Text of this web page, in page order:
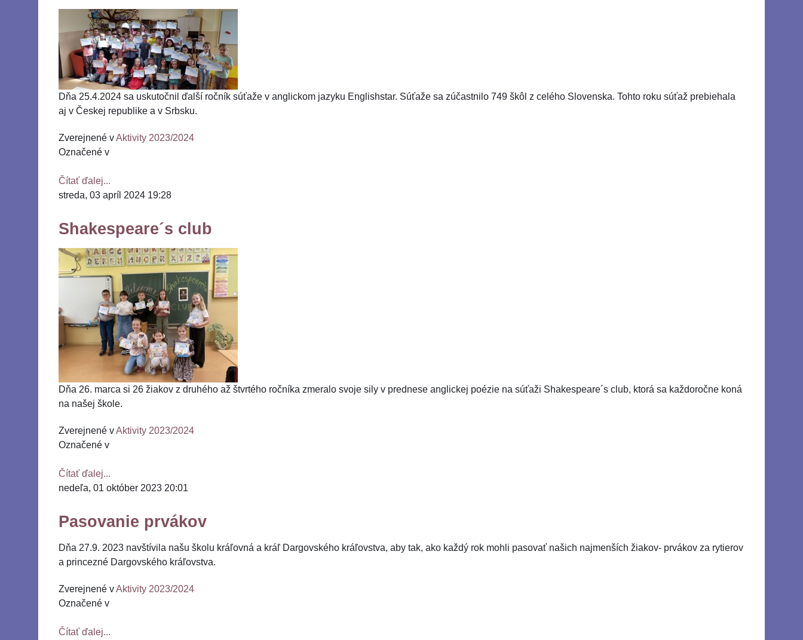
Dňa 25.4.2024 sa uskutočnil ďalší ročník súťaže v anglickom jazyku Englishstar. Súťaže sa zúčastnilo 749 škôl z celého Slovenska. Tohto roku súťaž prebiehala
aj v Českej republike a v Srbsku.
Zverejnené vAktivity 2023/2024
Označené v
Čítať ďalej...
streda, 03 apríl 2024 19:28
Shakespeare´s club
Dňa 26. marca si 26 žiakov z druhého až štvrtého ročníka zmeralo svoje sily v prednese anglickej poézie na súťaži Shakespeare´s club, ktorá sa každoročne koná
na našej škole.
Zverejnené vAktivity 2023/2024
Označené v
Čítať ďalej...
nedeľa, 01 október 2023 20:01
Pasovanie prvákov
Dňa 27.9. 2023 navštívila našu školu kráľovná a kráľ Dargovského kráľovstva, aby tak, ako každý rok mohli pasovať našich najmenších žiakov- prvákov za rytierov
a princezné Dargovského kráľovstva.
Zverejnené vAktivity 2023/2024
Označené v
Čítať ďalej...